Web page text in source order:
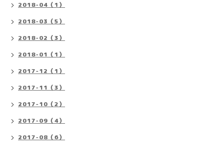
2018-04（1）
2018-03（5）
2018-02（3）
2018-01（1）
2017-12（1）
2017-11（3）
2017-10（2）
2017-09（4）
2017-08（6）